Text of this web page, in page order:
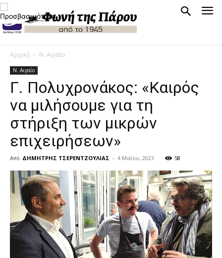
Αρχική Ν. Αιγαίο
Ν. Αιγαίο
Γ. Πολυχρονάκος: «Καιρός
να μιλήσουμε για τη
στήριξη των μικρών
επιχειρήσεων»
Από ΔΗΜΗΤΡΗΣ ΤΣΕΡΕΝΤΖΟΥΛΙΑΣ - 4 Μαΐου, 2023 58